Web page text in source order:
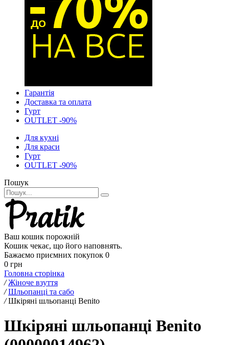
Гарантія
Доставка та оплата
Гурт
OUTLET -90%
Для кухні
Для краси
Гурт
OUTLET -90%
Пошук
Ваш кошик порожній
Кошик чекає, що його наповнять.
Бажаємо приємних покупок 0
0 грн
Головна сторінка
/ Жіноче взуття
/ Шльопанці та сабо
/ Шкіряні шльопанці Benito
Шкіряні шльопанці Benito